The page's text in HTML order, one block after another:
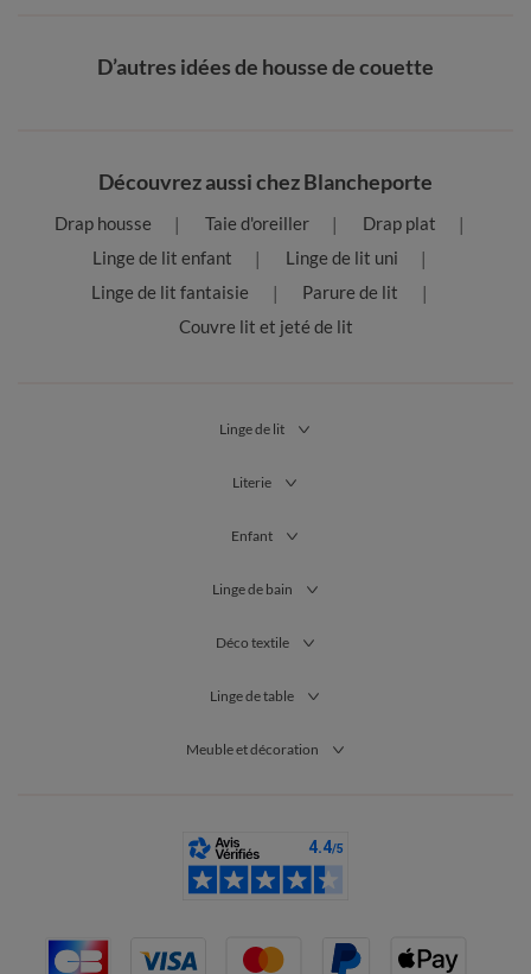
D’autres idées de housse de couette
Découvrez aussi chez Blancheporte
Drap housse Taie d'oreiller
Drap plat
Linge de lit enfant
Linge de lit uni
Linge de lit fantaisie
Parure de lit
Couvre lit et jeté de lit
Linge de lit
Literie
Enfant
Linge de bain
Déco textile
Linge de table
Meuble et décoration